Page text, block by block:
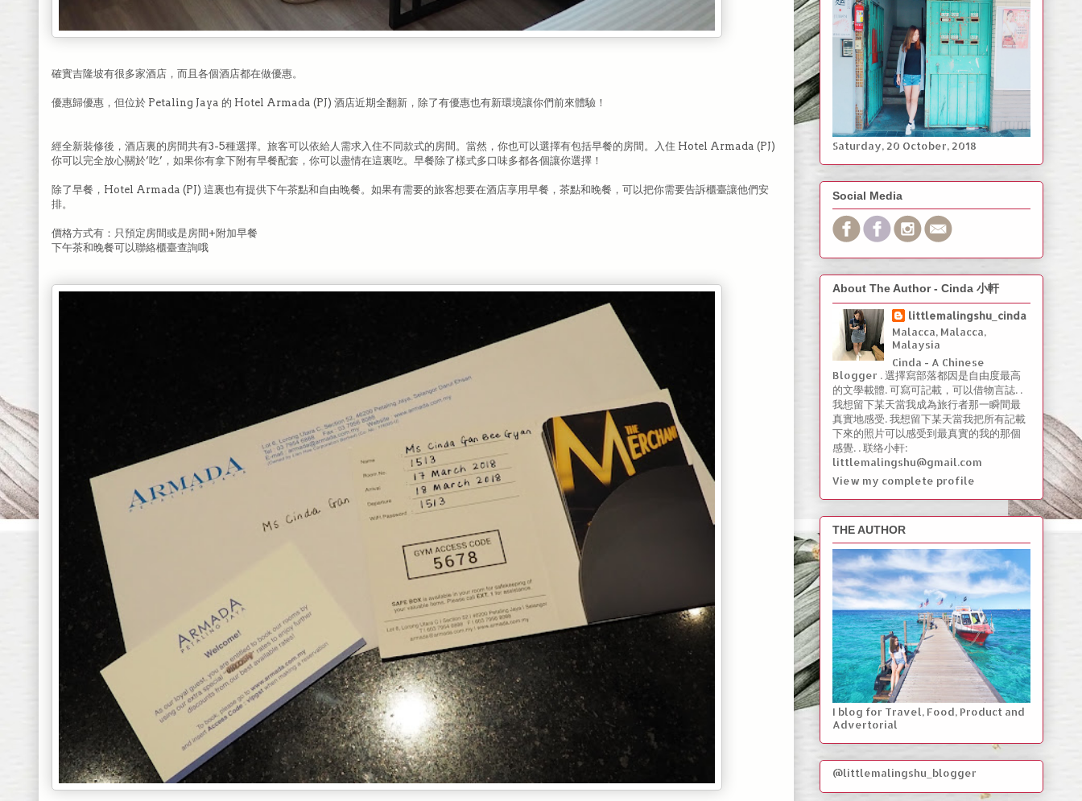
確實吉隆坡有很多家酒店，而且各個酒店都在做優惠。
優惠歸優惠，但位於 Petaling Jaya 的 Hotel Armada (PJ) 酒店近期全翻新，除了有優惠也有新環境讓你們前來體驗！
經全新裝修後，酒店裏的房間共有3-5種選擇。旅客可以依給人需求入住不同款式的房間。當然，你也可以選擇有包括早餐的房間。入住 Hotel Armada (PJ)
你可以完全放心關於‘吃’，如果你有拿下附有早餐配套，你可以盡情在這裏吃。早餐除了樣式多口味多都各個讓你選擇！
除了早餐，Hotel Armada (PJ) 這裏也有提供下午茶點和自由晚餐。如果有需要的旅客想要在酒店享用早餐，茶點和晚餐，可以把你需要告訴櫃臺讓他們安
排。
價格方式有：只預定房間或是房間+附加早餐
下午茶和晚餐可以聯絡櫃臺查詢哦
Saturday, ‎20 ‎October, ‎2018
Social Media
About The Author - Cinda 小軒
littlemalingshu_cinda
Malacca, Malacca,
Malaysia
Cinda - A Chinese
Blogger . 選擇寫部落都因是自由度最高
的文學載體. 可寫可記載，可以借物言誌. .
我想留下某天當我成為旅行者那一瞬間最
真實地感受. 我想留下某天當我把所有記載
下來的照片可以感受到最真實的我的那個
感覺. . 联络小軒:
littlemalingshu@gmail.com
View my complete profile
THE AUTHOR
I blog for Travel, Food, Product and
Advertorial
@littlemalingshu_blogger